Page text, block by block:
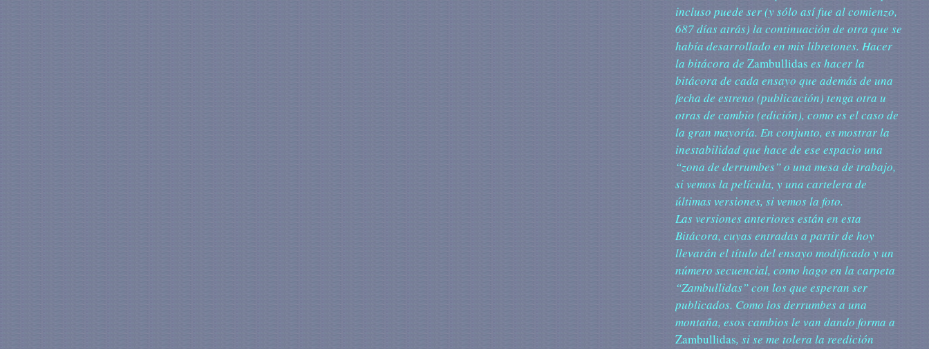
incluso puede ser (y sólo así fue al comienzo,
687 días atrás) la continuación de otra que se
había desarrollado en mis libretones. Hacer
la bitácora de Zambullidas es hacer la
bitácora de cada ensayo que además de una
fecha de estreno (publicación) tenga otra u
otras de cambio (edición), como es el caso de
la gran mayoría. En conjunto, es mostrar la
inestabilidad que hace de ese espacio una
“zona de derrumbes” o una mesa de trabajo,
si vemos la película, y una cartelera de
últimas versiones, si vemos la foto.
Las versiones anteriores están en esta
Bitácora, cuyas entradas a partir de hoy
llevarán el título del ensayo modificado y un
número secuencial, como hago en la carpeta
“Zambullidas” con los que esperan ser
publicados. Como los derrumbes a una
montaña, esos cambios le van dando forma a
Zambullidas, si se me tolera la reedición